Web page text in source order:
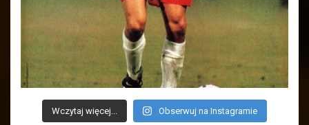
Wczytaj więcej... Obserwuj na Instagramie